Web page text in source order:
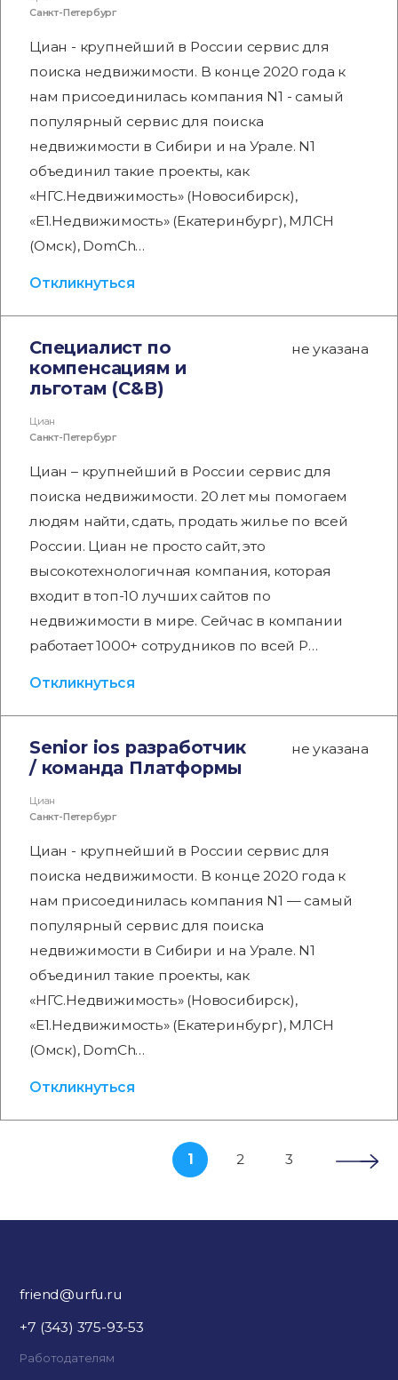
Санкт-Петербург
Циан - крупнейший в России сервис для
поиска недвижимости. В конце 2020 года к
нам присоединилась компания N1 - самый
популярный сервис для поиска
недвижимости в Сибири и на Урале. N1
объединил такие проекты, как
«НГС.Недвижимость» (Новосибирск),
«Е1.Недвижимость» (Екатеринбург), МЛСН
(Омск), DomCh…
Откликнуться
Специалист по
компенсациям и
льготам (С&B)
не указана
Циан
Санкт-Петербург
Циан – крупнейший в России сервис для
поиска недвижимости. 20 лет мы помогаем
людям найти, сдать, продать жилье по всей
России. Циан не просто сайт, это
высокотехнологичная компания, которая
входит в топ-10 лучших сайтов по
недвижимости в мире. Сейчас в компании
работает 1000+ сотрудников по всей Р…
Откликнуться
Senior ios разработчик
/ команда Платформы
не указана
Циан
Санкт-Петербург
Циан - крупнейший в России сервис для
поиска недвижимости. В конце 2020 года к
нам присоединилась компания N1 — самый
популярный сервис для поиска
недвижимости в Сибири и на Урале. N1
объединил такие проекты, как
«НГС.Недвижимость» (Новосибирск),
«Е1.Недвижимость» (Екатеринбург), МЛСН
(Омск), DomCh…
Откликнуться
1 2 3
friend@urfu.ru
+7 (343) 375-93-53
Работодателям